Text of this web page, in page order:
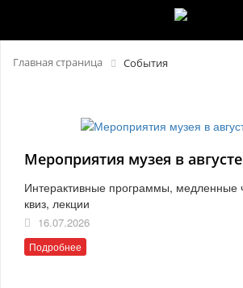
Главная страница События
Мероприятия музея в
Интерактивные программы, медленные
квиз, лекции
16.07.2026
Подробнее